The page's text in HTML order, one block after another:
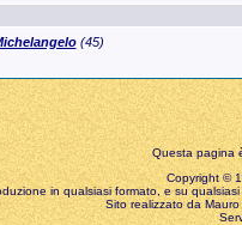
(45)
Questa pagina
Copyright ©
in qualsiasi formato, e su
Sito realizzato da